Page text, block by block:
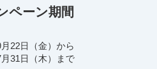
ペーン期間
22日（金）から
31日（木）まで